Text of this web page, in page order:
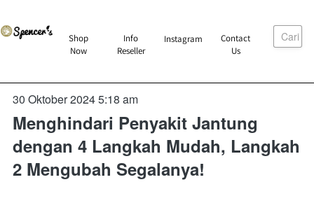
`
Shop
Now
` Info
Reseller
`Instagram `
Contact
Us
Cari
30 Oktober 2024 5:18 am
Menghindari Penyakit Jantung
dengan 4 Langkah Mudah, Langkah
2 Mengubah Segalanya!